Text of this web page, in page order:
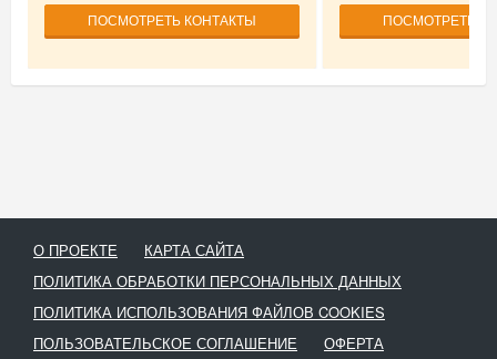
ПОСМОТРЕТЬ КОНТАКТЫ ПОСМОТРЕТЬ
О ПРОЕКТЕ
КАРТА САЙТА
ПОЛИТИКА ОБРАБОТКИ ПЕРСОНАЛЬНЫХ ДАННЫХ
ПОЛИТИКА ИСПОЛЬЗОВАНИЯ ФАЙЛОВ COOKIES
ПОЛЬЗОВАТЕЛЬСКОЕ СОГЛАШЕНИЕ
ОФЕРТА